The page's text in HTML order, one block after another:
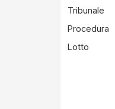
Tribunale
Procedura
Lotto